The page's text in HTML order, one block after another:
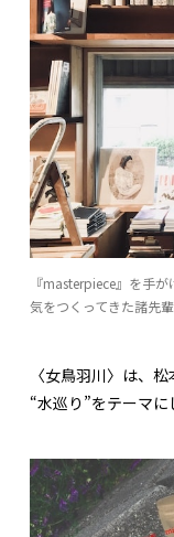
『masterpiece』を手
気をつくってきた諸先
〈女鳥羽川〉は、
“水巡り”をテーマに